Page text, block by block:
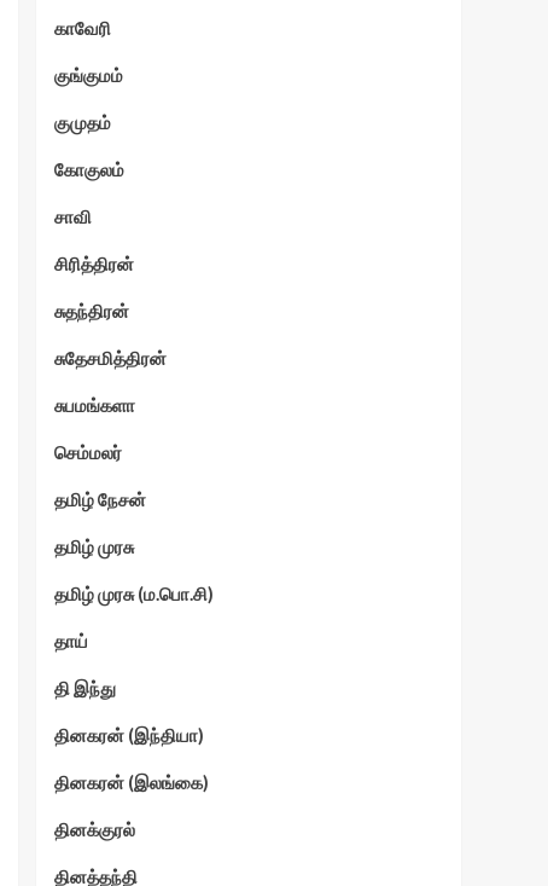
காவேரி
குங்குமம்
குமுதம்
கோகுலம்
சாவி
சிரித்திரன்
சுதந்திரன்
சுதேசமித்திரன்
சுபமங்களா
செம்மலர்
தமிழ் நேசன்
தமிழ் முரசு
தமிழ் முரசு (ம.பொ.சி)
தாய்
தி இந்து
தினகரன் (இந்தியா)
தினகரன் (இலங்கை)
தினக்குரல்
தினத்தந்தி